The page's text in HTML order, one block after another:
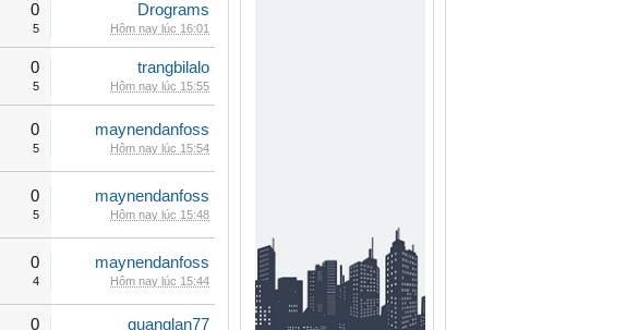
0
5
Drograms
Hôm nay lúc 16:01
0
5
trangbilalo
Hôm nay lúc 15:55
0
5
maynendanfoss
Hôm nay lúc 15:54
0
5
maynendanfoss
Hôm nay lúc 15:48
0
4
maynendanfoss
Hôm nay lúc 15:44
0 quanglan77